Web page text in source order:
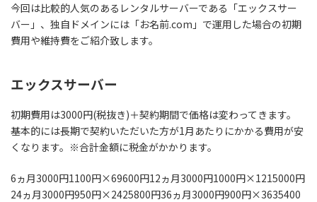
今回は比較的人気のあるレンタルサーバーである 「エックスサー
バー」 、独自ドメインには 「お名前.com」 で運用した場合の初期
費用や維持費をご紹介致します。
エックスサーバー
初期費用は3000円(税抜き)＋契約期間で価格は変わってきます。
基本的には長期で契約いただいた方が1月あたりにかかる費用が安
くなります。※合計金額に税金がかかります。
6ヵ月3000円1100円×69600円12ヵ月3000円1000円×1215000円
24ヵ月3000円950円×2425800円36ヵ月3000円900円×3635400